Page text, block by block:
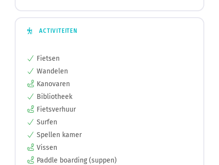
ACTIVITEITEN
Fietsen
Wandelen
Kanovaren
Bibliotheek
Fietsverhuur
Surfen
Spellen kamer
Vissen
Paddle boarding (suppen)